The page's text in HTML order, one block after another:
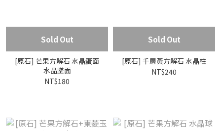
Sold Out
[原石] 芒果方解石 水晶蛋面
水晶墜面
NT$180
Sold Out
[原石] 千層黃方解石 水晶柱
NT$240